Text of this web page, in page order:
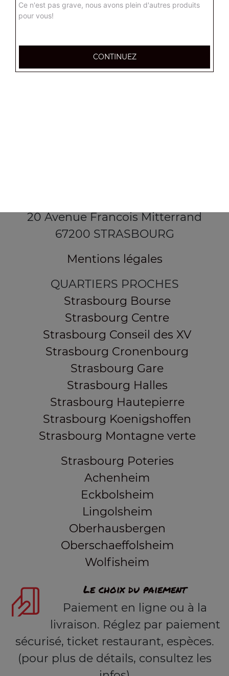
20 Avenue Francois Mitterrand
67200 STRASBOURG
Mentions légales
QUARTIERS PROCHES
Strasbourg Bourse
Strasbourg Centre
Strasbourg Conseil des XV
Strasbourg Cronenbourg
Strasbourg Gare
Strasbourg Halles
Strasbourg Hautepierre
Strasbourg Koenigshoffen
Strasbourg Montagne verte
Strasbourg Poteries
Achenheim
Eckbolsheim
Lingolsheim
Oberhausbergen
Oberschaeffolsheim
Wolfisheim
Le choix du paiement
Paiement en ligne ou à la
livraison. Réglez par paiement
sécurisé, ticket restaurant, espèces.
(pour plus de détails, consultez les
Ce n'est pas grave, nous avons plein d'autres produits
pour vous!
CONTINUEZ